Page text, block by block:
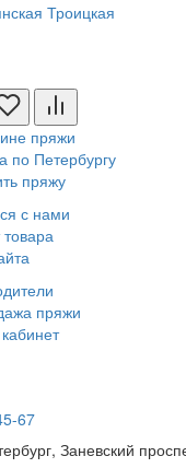
Троицкая
пряжи
по Петербургу
пряжу
с нами
товара
пряжи
67
​Заневский